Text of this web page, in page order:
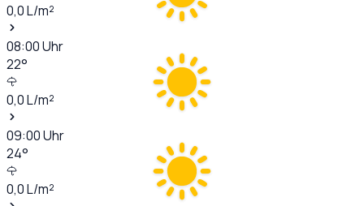
0,0L/m²
08:00Uhr
22°
0,0L/m²
09:00Uhr
24°
0,0L/m²